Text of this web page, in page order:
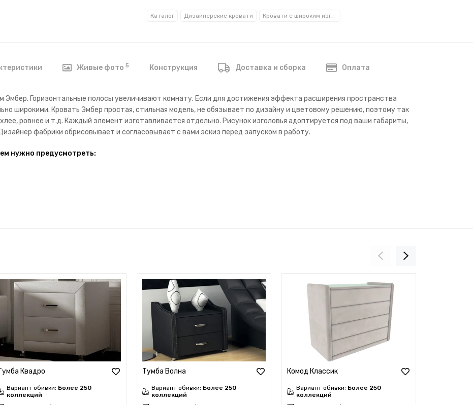
Каталог Дизайнерские кровати Кровати с широким изголовьем
Живые фото5 Конструкция Доставка и сборка Оплата
Эмбер. Горизонтальные полосы увеличивают комнату. Если для достижения эффекта расширения пространства
широкими. Кровать Эмбер простая, стильная модель, не обязывает по дизайну и цветовому решению, поэтому так
ровнее и т.д. Каждый элемент изготавливается отдельно. Рисунок изголовья адоптируется под ваши габариты,
фабрики обрисовывает и согласовывает с вами эскиз перед запуском в работу.
нужно предусмотреть:
Квадро
Вариант обивки: Более 250
коллекций
Тумба Волна
Вариант обивки: Более 250
коллекций
Комод Классик
Вариант обивки: Более 250
коллекций